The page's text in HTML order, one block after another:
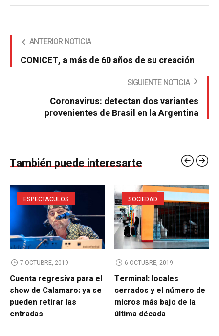
ANTERIOR NOTICIA
CONICET, a más de 60 años de su creación
SIGUIENTE NOTICIA
Coronavirus: detectan dos variantes
provenientes de Brasil en la Argentina
También puede interesarte
ESPECTACULOS
7 OCTUBRE, 2019
Cuenta regresiva para el
show de Calamaro: ya se
pueden retirar las
entradas
SOCIEDAD
6 OCTUBRE, 2019
Terminal: locales
cerrados y el número de
micros más bajo de la
última década